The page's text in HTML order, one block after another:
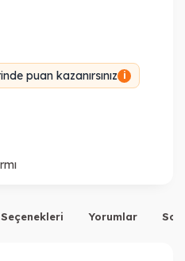
puan kazanırsınız i
Yorumlar